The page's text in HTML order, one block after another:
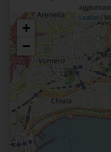
Posizione
+
−
Leaflet |